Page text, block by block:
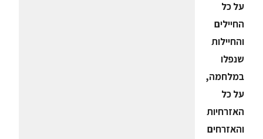
על כל
החיילים
והחיילות
שנפלו
במלחמה,
על כל
האזרחיות
והאזרחים